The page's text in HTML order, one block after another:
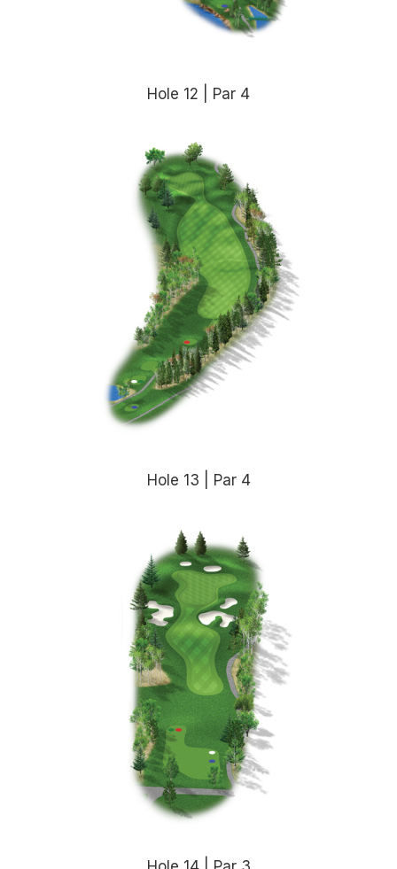
Hole 12 | Par 4
Hole 13 | Par 4